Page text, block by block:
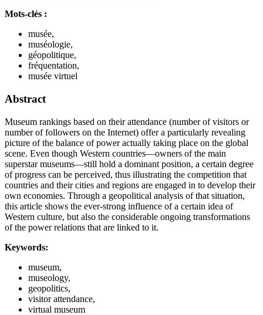
Mots-clés :
musée,
muséologie,
géopolitique,
fréquentation,
musée virtuel
Abstract
Museum rankings based on their attendance (number of visitors or
number of followers on the Internet) offer a particularly revealing
picture of the balance of power actually taking place on the global
scene. Even though Western countries—owners of the main
superstar museums—still hold a dominant position, a certain degree
of progress can be perceived, thus illustrating the competition that
countries and their cities and regions are engaged in to develop their
own economies. Through a geopolitical analysis of that situation,
this article shows the ever-strong influence of a certain idea of
Western culture, but also the considerable ongoing transformations
of the power relations that are linked to it.
Keywords:
museum,
museology,
geopolitics,
visitor attendance,
virtual museum